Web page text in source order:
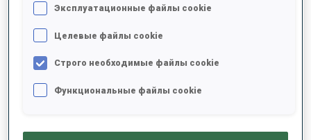
Эксплуатационные файлы cookie
Целевые файлы cookie
Строго необходимые файлы cookie
Функциональные файлы cookie